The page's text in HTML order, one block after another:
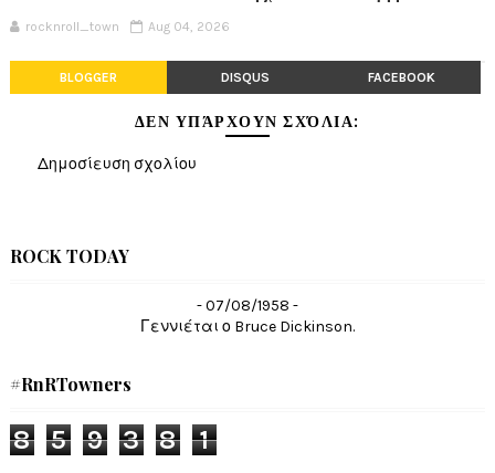
rocknroll_town Aug 04, 2026
BLOGGER DISQUS FACEBOOK
ΔΕΝ ΥΠΆΡΧΟΥΝ ΣΧΌΛΙΑ:
Δημοσίευση σχολίου
ROCK TODAY
- 07/08/1958 -
Γεννιέται ο Bruce Dickinson.
#RnRTowners
8 5 9 3 8 1